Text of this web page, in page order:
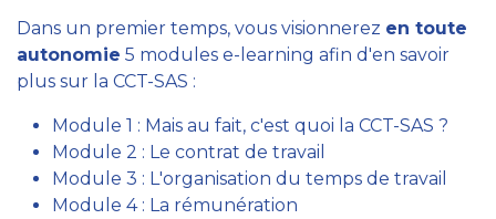
Dans un premier temps, vous visionnerez en toute
autonomie 5 modules e-learning afin d'en savoir
plus sur la CCT-SAS :
Module 1 : Mais au fait, c'est quoi la CCT-SAS ?
Module 2 : Le contrat de travail
Module 3 : L'organisation du temps de travail
Module 4 : La rémunération